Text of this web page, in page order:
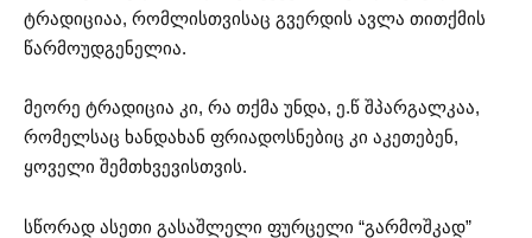
ტრადიციაა, რომლისთვისაც გვერდის ავლა თითქმის
წარმოუდგენელია.
მეორე ტრადიცია კი, რა თქმა უნდა, ე.წ შპარგალკაა,
რომელსაც ხანდახან ფრიადოსნებიც კი აკეთებენ,
ყოველი შემთხვევისთვის.
სწორად ასეთი გასაშლელი ფურცელი “გარმოშკად”